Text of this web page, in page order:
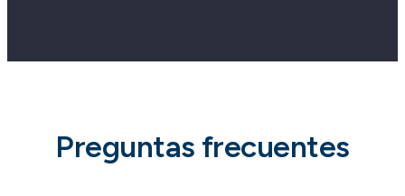
Preguntas frecuentes